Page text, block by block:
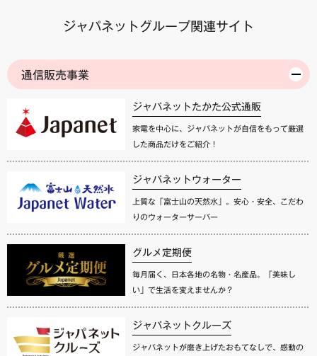
ジャパネットグループ関連サイト
通信販売事業
ジャパネットたかた公式通販
家電を中心に、ジャパネットが自信をもって厳選
した商品だけをご紹介！
ジャパネットウォーター
上質な「富士山の天然水」。安心・安全、こだわ
りのウォーターサーバー
グルメ定期便
毎月届く、日本各地の名物・名産品。「美味し
い」で生活を変えませんか？
ジャパネットクルーズ
ジャパネットが磨き上げたおもてなしで、感動の